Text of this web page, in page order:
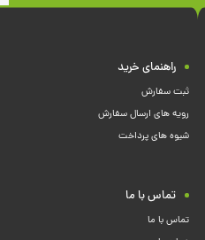
راهنمای خرید
ثبت سفارش
رویه های ارسال سفارش
شیوه های پرداخت
تماس با ما
تماس با ما